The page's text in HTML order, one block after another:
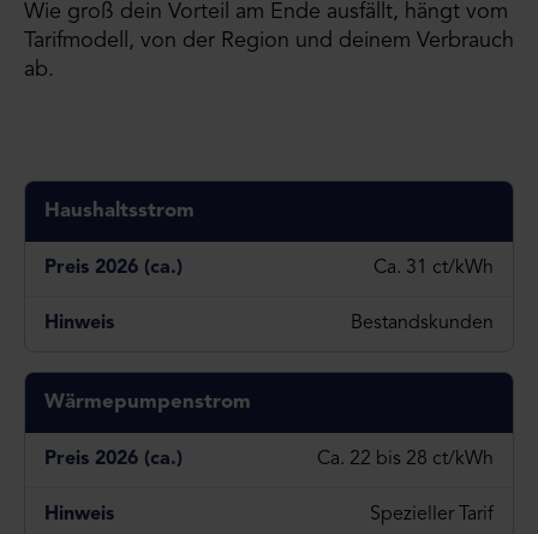
Wie groß dein Vorteil am Ende ausfällt, hängt vom
Tarifmodell, von der Region und deinem Verbrauch
ab.
Haushaltsstrom
Ca. 31 ct/kWh
Bestandskunden
Wärmepumpenstrom
Ca. 22 bis 28 ct/kWh
Spezieller Tarif